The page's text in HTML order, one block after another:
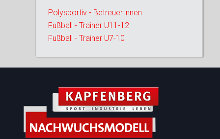
Polysportiv - Betreuer:innen
Fußball - Trainer U11-12
Fußball - Trainer U7-10